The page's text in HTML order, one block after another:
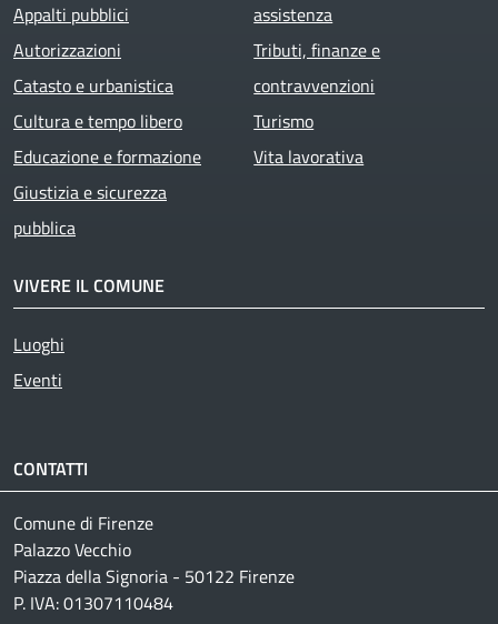
Appalti pubblici
Autorizzazioni
Catasto e urbanistica
Cultura e tempo libero
Educazione e formazione
Giustizia e sicurezza
pubblica
assistenza
Tributi, finanze e
contravvenzioni
Turismo
Vita lavorativa
VIVERE IL COMUNE
Luoghi
Eventi
CONTATTI
Comune di Firenze
Palazzo Vecchio
Piazza della Signoria - 50122 Firenze
P. IVA: 01307110484